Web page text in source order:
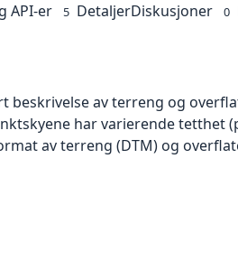
API-er 5 DetaljerDiskusjoner 0
beskrivelse av terreng og
har varierende
av terreng (DTM) og